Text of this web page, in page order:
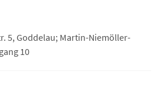
5, Goddelau; Martin-Niemöller-
10